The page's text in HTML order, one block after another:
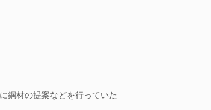
鋼材の提案などを行っていた